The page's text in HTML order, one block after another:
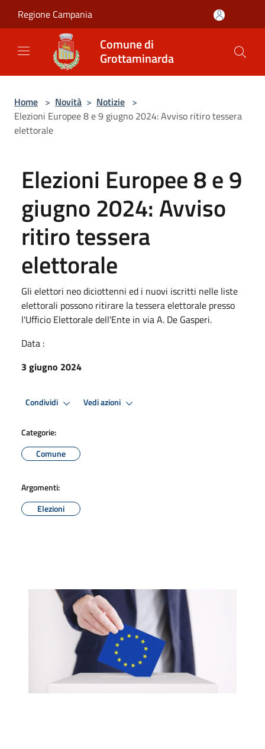
Regione Campania
Comune di
Grottaminarda
Home > Novità > Notizie >
Elezioni Europee 8 e 9 giugno 2024: Avviso ritiro tessera
elettorale
Elezioni Europee 8 e 9
giugno 2024: Avviso
ritiro tessera
elettorale
Gli elettori neo diciottenni ed i nuovi iscritti nelle liste
elettorali possono ritirare la tessera elettorale presso
l'Ufficio Elettorale dell'Ente in via A. De Gasperi.
Data :
3 giugno 2024
Condividi Vedi azioni
Categorie:
Comune
Argomenti:
Elezioni